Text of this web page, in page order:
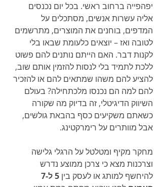
יפהפייה ברחוב ראשי. בכל יום נכנסים
אליה עשרות אנשים, מסתכלים על
המדפים, בוחנים את המוצרים, מתרשמים
לטובה ואז – יוצאים כלעומת שבאו בלי
לקנות דבר. האם הייתם נותנים להם פשוט
ללכת לתמיד בלי לנסות להזמין אותם שוב,
להציע להם משהו שמתאים להם או להזכיר
להם למה הם נכנסו מלכתחילה? בעולם
השיווק הדיגיטלי, זה בדיוק מה שקורה
כשאתם משקיעים כסף בהבאת גולשים,
אבל מוותרים על רימרקטינג.
מחקר מקיף ומטלטל על הרגלי גלישה
וצרכנות מצא כי צרכן ממוצע נדרש
להיחשף למותג או לעסק בין